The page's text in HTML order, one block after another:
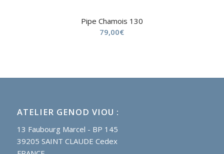
Pipe Chamois 130
79,00€
ATELIER GENOD VIOU :
13 Faubourg Marcel - BP 145
39205 SAINT CLAUDE Cedex